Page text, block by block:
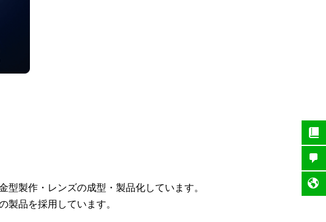
製作・レンズの成型・製品化しています。
製品を採用しています。